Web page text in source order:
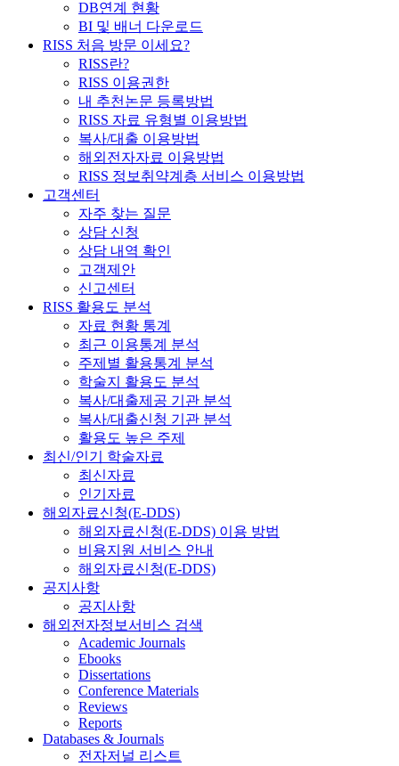
DB연계 현황
BI 및 배너 다운로드
RISS 처음 방문 이세요?
RISS란?
RISS 이용권한
내 추천논문 등록방법
RISS 자료 유형별 이용방법
복사/대출 이용방법
해외전자자료 이용방법
RISS 정보취약계층 서비스 이용방법
고객센터
자주 찾는 질문
상담 신청
상담 내역 확인
고객제안
신고센터
RISS 활용도 분석
자료 현황 통계
최근 이용통계 분석
주제별 활용통계 분석
학술지 활용도 분석
복사/대출제공 기관 분석
복사/대출신청 기관 분석
활용도 높은 주제
최신/인기 학술자료
최신자료
인기자료
해외자료신청(E-DDS)
해외자료신청(E-DDS) 이용 방법
비용지원 서비스 안내
해외자료신청(E-DDS)
공지사항
공지사항
해외전자정보서비스 검색
Academic Journals
Ebooks
Dissertations
Conference Materials
Reviews
Reports
Databases & Journals
전자저널 리스트